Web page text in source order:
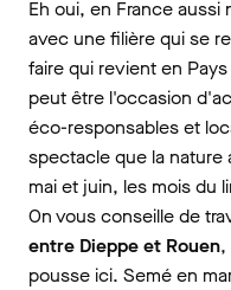
Eh oui, en France
avec une filière qui se
faire qui revient en
peut être l'occasion
éco-responsables et
spectacle que la nature
mai et juin, les mois du
On vous conseille de
entre Dieppe et Rouen,
pousse ici. Semé en